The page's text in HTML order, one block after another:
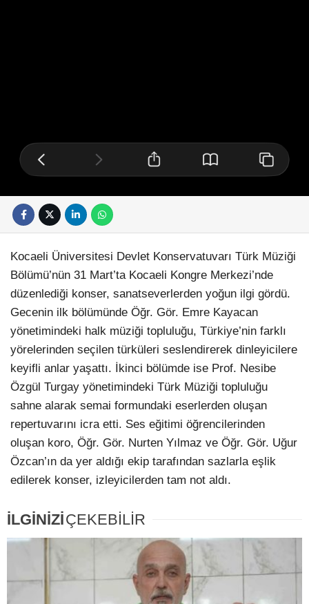
Kocaeli Üniversitesi Devlet Konservatuvarı Türk Müziği
Bölümü’nün 31 Mart’ta Kocaeli Kongre Merkezi’nde
düzenlediği konser, sanatseverlerden yoğun ilgi gördü.
Gecenin ilk bölümünde Öğr. Gör. Emre Kayacan
yönetimindeki halk müziği topluluğu, Türkiye’nin farklı
yörelerinden seçilen türküleri seslendirerek dinleyicilere
keyifli anlar yaşattı. İkinci bölümde ise Prof. Nesibe
Özgül Turgay yönetimindeki Türk Müziği topluluğu
sahne alarak semai formundaki eserlerden oluşan
repertuvarını icra etti. Ses eğitimi öğrencilerinden
oluşan koro, Öğr. Gör. Nurten Yılmaz ve Öğr. Gör. Uğur
Özcan’ın da yer aldığı ekip tarafından sazlarla eşlik
edilerek konser, izleyicilerden tam not aldı.
İLGİNİZİÇEKEBİLİR